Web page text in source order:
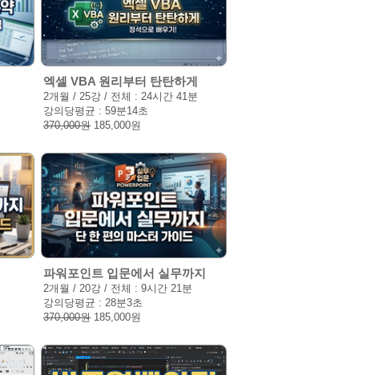
엑셀 VBA 원리부터 탄탄하게
2개월 / 25강 / 전체 : 24시간 41분
강의당평균 : 59분14초
370,000원 185,000원
파워포인트 입문에서 실무까지
2개월 / 20강 / 전체 : 9시간 21분
강의당평균 : 28분3초
370,000원 185,000원